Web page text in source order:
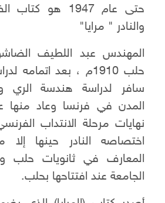
حتى عام 1947 هو
والنادر " مرايا"
المهندس عبد اللطيف
حلب 1910م ، بعد اتمامه
سافر لدراسة هندسة الري
نهايات مرحلة الانتداب
اختصاصه النادر حينها إلا
المعارف في ثانويات حلب
الجامعة عند افتتاحها بحلب.